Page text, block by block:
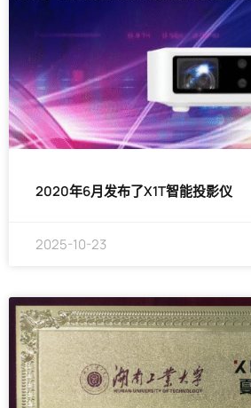
2020年6月发布了X1T智能投影仪
2025-10-23